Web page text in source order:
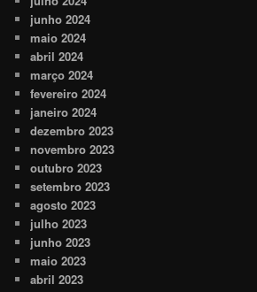
junho 2024
maio 2024
abril 2024
março 2024
fevereiro 2024
janeiro 2024
dezembro 2023
novembro 2023
outubro 2023
setembro 2023
agosto 2023
julho 2023
junho 2023
maio 2023
abril 2023